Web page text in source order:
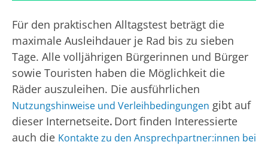
Für den praktischen Alltagstest beträgt die
maximale Ausleihdauer je Rad bis zu sieben
Tage. Alle volljährigen Bürgerinnen und Bürger
sowie Touristen haben die Möglichkeit die
Räder auszuleihen. Die ausführlichen
Nutzungshinweise und Verleihbedingungen gibt auf
dieser Internetseite. Dort finden Interessierte
auch die Kontakte zu den Ansprechpartner:innen bei